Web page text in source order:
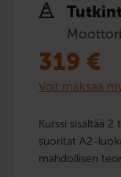
319 €
Voit maksaa
Kurssi sisältää
suoritat A2-
mahdollisen